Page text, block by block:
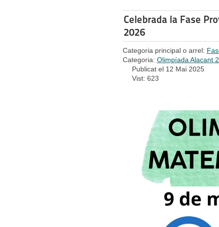
Celebrada la Fase
2026
Categoria principal o arrel:
Categoria: Olimpíada Alacant
Publicat el 12 Mai 2025
Vist: 623